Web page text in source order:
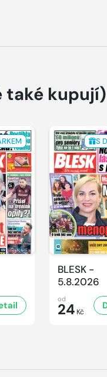
také kupují)
S
BLESK -
5.8.2026
od
24 Kč